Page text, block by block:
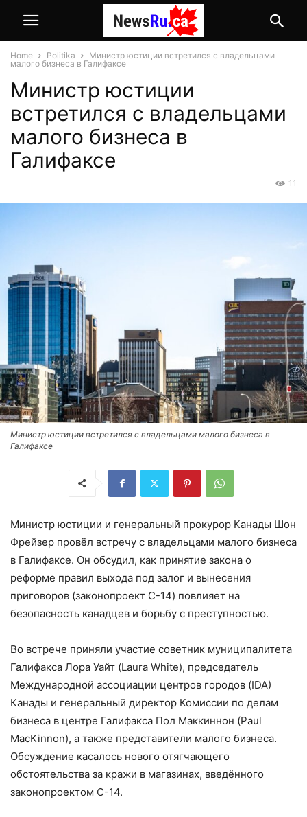
Home Politika
Министр юстиции встретился с владельцами
малого бизнеса в Галифаксе
Министр юстиции
встретился с владельцами
малого бизнеса в
Галифаксе
11
Министр юстиции встретился с владельцами малого бизнеса в
Галифаксе
Министр юстиции и генеральный прокурор Канады Шон
Фрейзер провёл встречу с владельцами малого бизнеса
в Галифаксе. Он обсудил, как принятие закона о
реформе правил выхода под залог и вынесения
приговоров (законопроект C-14) повлияет на
безопасность канадцев и борьбу с преступностью.
Во встрече приняли участие советник муниципалитета
Галифакса Лора Уайт (Laura White), председатель
Международной ассоциации центров городов (IDA)
Канады и генеральный директор Комиссии по делам
бизнеса в центре Галифакса Пол Маккиннон (Paul
MacKinnon), а также представители малого бизнеса.
Обсуждение касалось нового отягчающего
обстоятельства за кражи в магазинах, введённого
законопроектом C-14.